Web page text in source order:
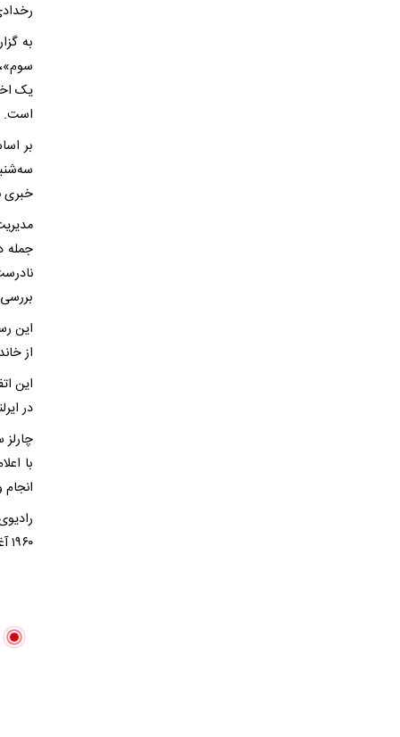
به
یک
است.
بر
خبری
جمله
این
از
این
در
با
۱۹۶۰ آغاز کرده و بعدها به یک ایستگاه قانونی تبدیل شد.